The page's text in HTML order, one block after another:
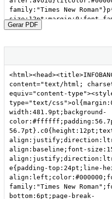
Gerar PDF